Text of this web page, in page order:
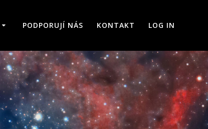
PODPORUJÍ NÁS KONTAKT LOG IN